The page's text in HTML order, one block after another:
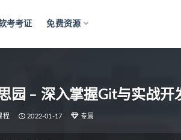
考考证 免费资源
园 – 深入掌握Git与实战开
程 2022-01-17 专属